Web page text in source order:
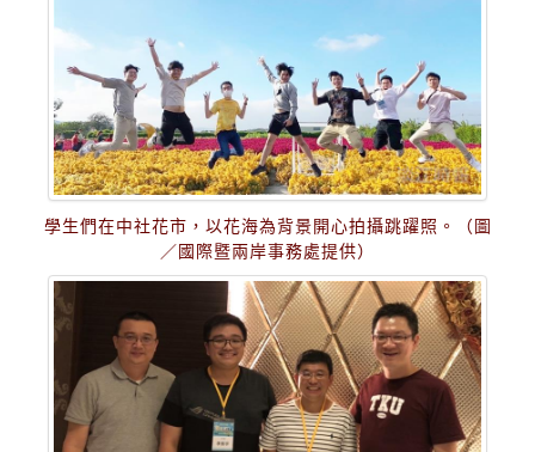
學生們在中社花市，以花海為背景開心拍攝跳躍照。（圖
／國際暨兩岸事務處提供）